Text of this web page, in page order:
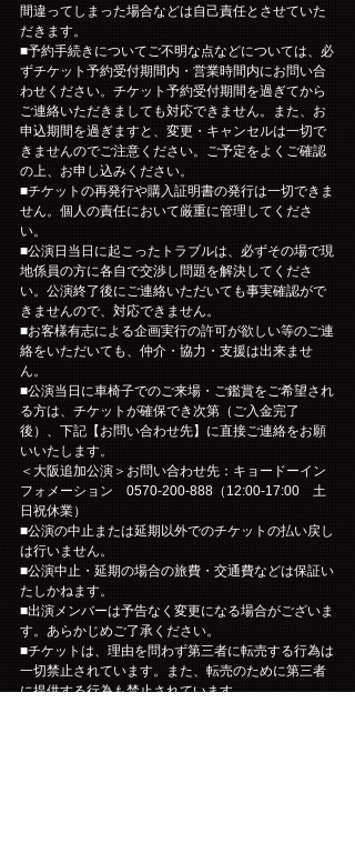
間違ってしまった場合などは自己責任とさせていた
だきます。
■予約手続きについてご不明な点などについては、必
ずチケット予約受付期間内・営業時間内にお問い合
わせください。チケット予約受付期間を過ぎてから
ご連絡いただきましても対応できません。また、お
申込期間を過ぎますと、変更・キャンセルは一切で
きませんのでご注意ください。ご予定をよくご確認
の上、お申し込みください。
■チケットの再発行や購入証明書の発行は一切できま
せん。個人の責任において厳重に管理してくださ
い。
■公演日当日に起こったトラブルは、必ずその場で現
地係員の方に各自で交渉し問題を解決してくださ
い。公演終了後にご連絡いただいても事実確認がで
きませんので、対応できません。
■お客様有志による企画実行の許可が欲しい等のご連
絡をいただいても、仲介・協力・支援は出来ませ
ん。
■公演当日に車椅子でのご来場・ご鑑賞をご希望され
る方は、チケットが確保でき次第（ご入金完了
後）、下記【お問い合わせ先】に直接ご連絡をお願
いいたします。
＜大阪追加公演＞お問い合わせ先：キョードーイン
フォメーション　0570-200-888（12:00-17:00　土
日祝休業）
■公演の中止または延期以外でのチケットの払い戻し
は行いません。
■公演中止・延期の場合の旅費・交通費などは保証い
たしかねます。
■出演メンバーは予告なく変更になる場合がございま
す。あらかじめご了承ください。
■チケットは、理由を問わず第三者に転売する行為は
一切禁止されています。また、転売のために第三者
に提供する行為も禁止されています。